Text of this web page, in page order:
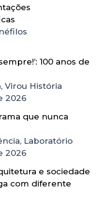
100 anos de
Virou História
2026
que nunca
Laboratório
2026
e sociedade
com diferente